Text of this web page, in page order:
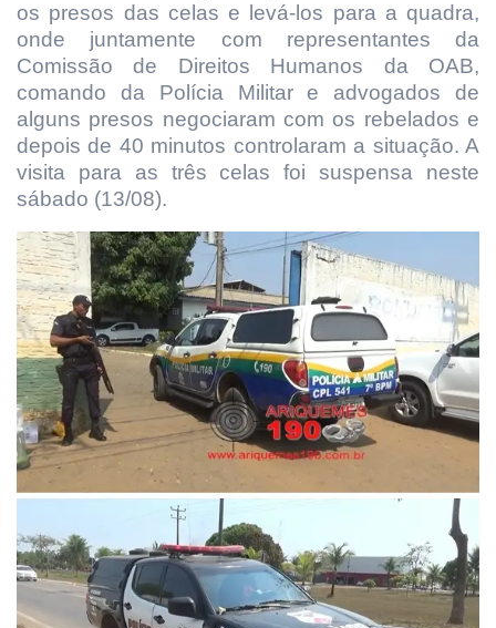
os presos das celas e levá-los para a quadra,
onde juntamente com representantes da
Comissão de Direitos Humanos da OAB,
comando da Polícia Militar e advogados de
alguns presos negociaram com os rebelados e
depois de 40 minutos controlaram a situação. A
visita para as três celas foi suspensa neste
sábado (13/08).